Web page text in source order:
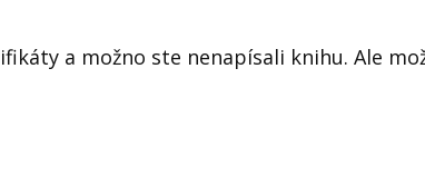
a možno ste nenapísali knihu. Ale